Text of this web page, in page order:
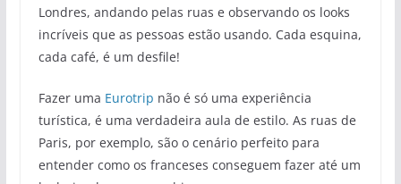
Londres, andando pelas ruas e observando os looks
incríveis que as pessoas estão usando. Cada esquina,
cada café, é um desfile!
Fazer uma Eurotrip não é só uma experiência
turística, é uma verdadeira aula de estilo. As ruas de
Paris, por exemplo, são o cenário perfeito para
entender como os franceses conseguem fazer até um